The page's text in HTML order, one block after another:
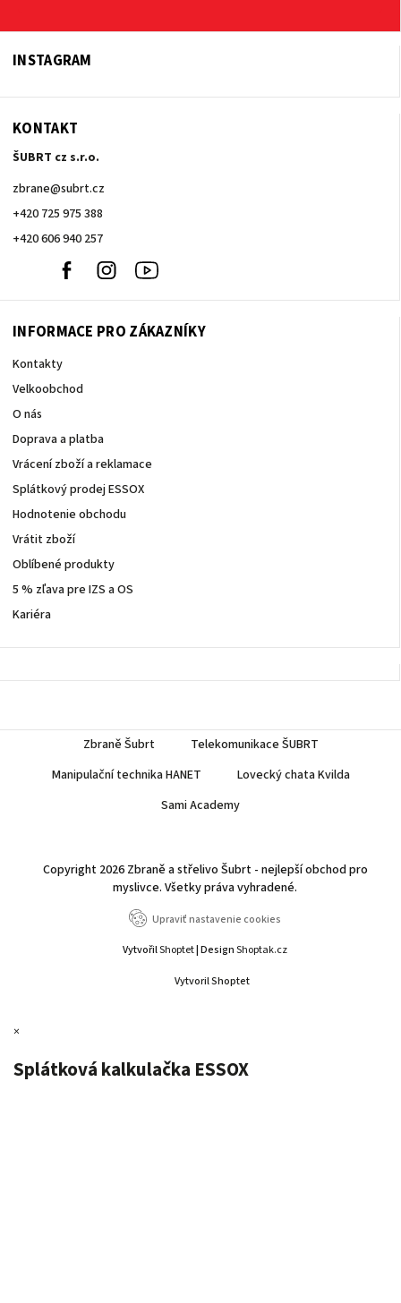
INSTAGRAM
KONTAKT
ŠUBRT cz s.r.o.
zbrane@subrt.cz
+420 725 975 388
+420 606 940 257
+420
940
Facebook Instagram
INFORMACE PRO ZÁKAZNÍKY
Kontakty
Velkoobchod
O nás
Doprava a platba
Vrácení zboží a reklamace
Splátkový prodej ESSOX
Hodnotenie obchodu
Vrátit zboží
Oblíbené produkty
5 % zľava pre IZS a OS
Kariéra
Zbraně Šubrt
Telekomunikace ŠUBRT
Manipulační technika HANET
Lovecký chata Kvilda
Sami Academy
Vytvoril Shoptet
Copyright 2026 Zbraně a střelivo Šubrt - nejlepší obchod pro
myslivce. Všetky práva vyhradené.
Upraviť nastavenie cookies
VytvořilShoptet| DesignShoptak.cz
×
Splátková kalkulačka ESSOX